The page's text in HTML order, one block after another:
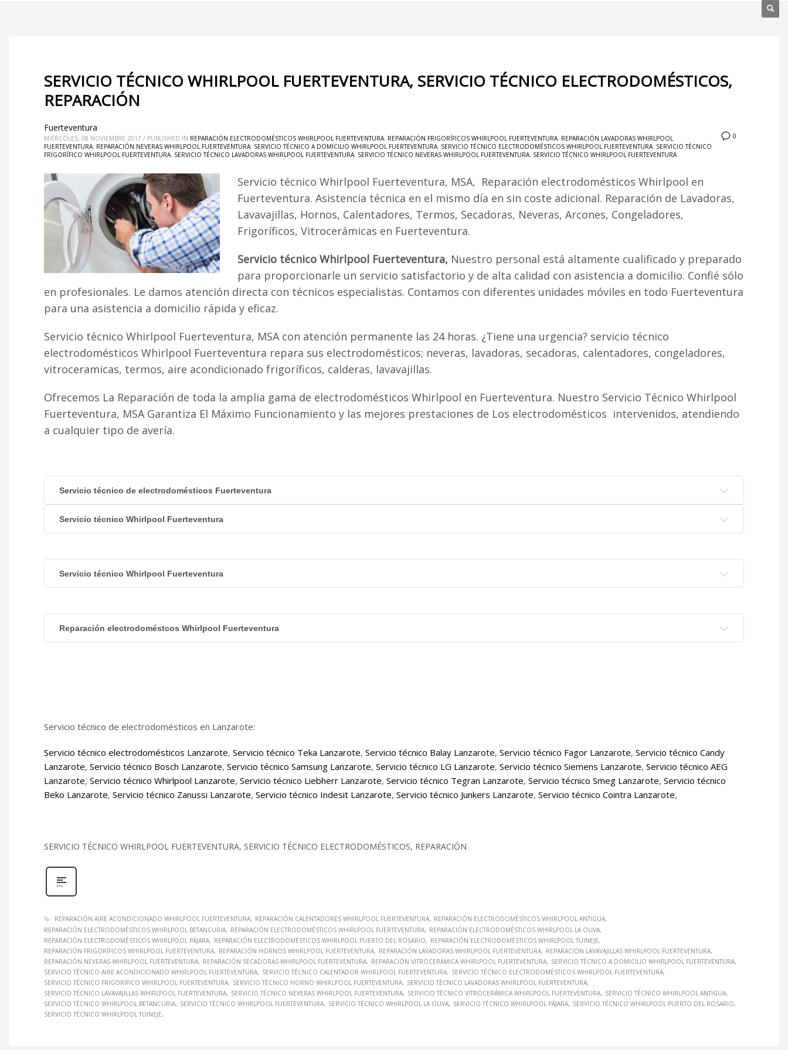
SERVICIO TÉCNICO WHIRLPOOL FUERTEVENTURA, SERVICIO TÉCNICO ELECTRODOMÉSTICOS,
REPARACIÓN
0
Fuerteventura
MIÉRCOLES, 08 NOVIEMBRE 2017 / PUBLISHED IN REPARACIÓN ELECTRODOMÉSTICOS WHIRLPOOL FUERTEVENTURA, REPARACIÓN FRIGORÍFICOS WHIRLPOOL FUERTEVENTURA, REPARACIÓN LAVADORAS WHIRLPOOL
FUERTEVENTURA, REPARACIÓN NEVERAS WHIRLPOOL FUERTEVENTURA, SERVICIO TÉCNICO A DOMICILIO WHIRLPOOL FUERTEVENTURA, SERVICIO TÉCNICO ELECTRODOMÉSTICOS WHIRLPOOL FUERTEVENTURA, SERVICIO TÉCNICO
FRIGORÍFICO WHIRLPOOL FUERTEVENTURA, SERVICIO TÉCNICO LAVADORAS WHIRLPOOL FUERTEVENTURA, SERVICIO TÉCNICO NEVERAS WHIRLPOOL FUERTEVENTURA, SERVICIO TÉCNICO WHIRLPOOL FUERTEVENTURA
Servicio técnico Whirlpool Fuerteventura, MSA, Reparación electrodomésticos Whirlpool en
Fuerteventura. Asistencia técnica en el mismo día en sin coste adicional. Reparación de Lavadoras,
Lavavajillas, Hornos, Calentadores, Termos, Secadoras, Neveras, Arcones, Congeladores,
Frigoríficos, Vitrocerámicas en Fuerteventura.
Servicio técnico Whirlpool Fuerteventura, Nuestro personal está altamente cualificado y preparado
para proporcionarle un servicio satisfactorio y de alta calidad con asistencia a domicilio. Confié sólo
en profesionales. Le damos atención directa con técnicos especialistas. Contamos con diferentes unidades móviles en todo Fuerteventura
para una asistencia a domicilio rápida y eficaz.
Servicio técnico Whirlpool Fuerteventura, MSA con atención permanente las 24 horas. ¿Tiene una urgencia? servicio técnico
electrodomésticos Whirlpool Fuerteventura repara sus electrodomésticos; neveras, lavadoras, secadoras, calentadores, congeladores,
vitroceramicas, termos, aire acondicionado frigoríficos, calderas, lavavajillas.
Ofrecemos La Reparación de toda la amplia gama de electrodomésticos Whirlpool en Fuerteventura. Nuestro Servicio Técnico Whirlpool
Fuerteventura, MSA Garantiza El Máximo Funcionamiento y las mejores prestaciones de Los electrodomésticos intervenidos, atendiendo
a cualquier tipo de avería.
Servicio técnico de electrodomésticos Fuerteventura
Servicio técnico Whirlpool Fuerteventura
Servicio técnico Whirlpool Fuerteventura
Reparación electrodoméstcos Whirlpool Fuerteventura
Servicio técnico de electrodomésticos en Lanzarote:
Servicio técnico electrodomésticos Lanzarote, Servicio técnico Teka Lanzarote, Servicio técnico Balay Lanzarote, Servicio técnico Fagor Lanzarote, Servicio técnico Candy
Lanzarote, Servicio técnico Bosch Lanzarote, Servicio técnico Samsung Lanzarote, Servicio técnico LG Lanzarote, Servicio técnico Siemens Lanzarote, Servicio técnico AEG
Lanzarote, Servicio técnico Whirlpool Lanzarote, Servicio técnico Liebherr Lanzarote, Servicio técnico Tegran Lanzarote, Servicio técnico Smeg Lanzarote, Servicio técnico
Beko Lanzarote, Servicio técnico Zanussi Lanzarote, Servicio técnico Indesit Lanzarote, Servicio técnico Junkers Lanzarote, Servicio técnico Cointra Lanzarote,
SERVICIO TÉCNICO WHIRLPOOL FUERTEVENTURA, SERVICIO TÉCNICO ELECTRODOMÉSTICOS, REPARACIÓN
REPARACIÓN AIRE ACONDICIONADO WHIRLPOOL FUERTEVENTURA REPARACIÓN CALENTADORES WHIRLPOOL FUERTEVENTURA
REPARACIÓN ELECTRODOMÉSTICOS WHIRLPOOL ANTIGUA
REPARACIÓN ELECTRODOMÉSTICOS WHIRLPOOL BETANCURIA
REPARACIÓN ELECTRODOMÉSTICOS WHIRLPOOL FUERTEVENTURA
REPARACIÓN ELECTRODOMÉSTICOS WHIRLPOOL LA OLIVA
REPARACIÓN ELECTRODOMÉSTICOS WHIRLPOOL PÁJARA
REPARACIÓN ELECTRODOMÉSTICOS WHIRLPOOL PUERTO DEL ROSARIO
REPARACIÓN ELECTRODOMÉSTICOS WHIRLPOOL TUINEJE
REPARACIÓN FRIGORÍFICOS WHIRLPOOL FUERTEVENTURA
REPARACIÓN HORNOS WHIRLPOOL FUERTEVENTURA REPARACIÓN LAVADORAS WHIRLPOOL FUERTEVENTURA
REPARACIÓN LAVAVAJILLAS WHIRLPOOL FUERTEVENTURA
REPARACIÓN NEVERAS WHIRLPOOL FUERTEVENTURA
REPARACIÓN SECADORAS WHIRLPOOL FUERTEVENTURA REPARACIÓN VITROCERÁMICA WHIRLPOOL FUERTEVENTURA
SERVICIO TÉCNICO A DOMICILIO WHIRLPOOL FUERTEVENTURA
SERVICIO TÉCNICO AIRE ACONDICIONADO WHIRLPOOL FUERTEVENTURA
SERVICIO TÉCNICO CALENTADOR WHIRLPOOL FUERTEVENTURA
SERVICIO TÉCNICO ELECTRODOMÉSTICOS WHIRLPOOL FUERTEVENTURA
SERVICIO TÉCNICO FRIGORÍFICO WHIRLPOOL FUERTEVENTURA
SERVICIO TÉCNICO HORNO WHIRLPOOL FUERTEVENTURA
SERVICIO TÉCNICO LAVADORAS WHIRLPOOL FUERTEVENTURA
SERVICIO TÉCNICO LAVAVAJILLAS WHIRLPOOL FUERTEVENTURA
SERVICIO TÉCNICO NEVERAS WHIRLPOOL FUERTEVENTURA SERVICIO TÉCNICO VITROCERÁMICA WHIRLPOOL FUERTEVENTURA
SERVICIO TÉCNICO WHIRLPOOL ANTIGUA
SERVICIO TÉCNICO WHIRLPOOL BETANCURIA
SERVICIO TÉCNICO WHIRLPOOL FUERTEVENTURA SERVICIO TÉCNICO WHIRLPOOL LA OLIVA SERVICIO TÉCNICO WHIRLPOOL PÁJARA
SERVICIO TÉCNICO WHIRLPOOL PUERTO DEL ROSARIO
SERVICIO TÉCNICO WHIRLPOOL TUINEJE